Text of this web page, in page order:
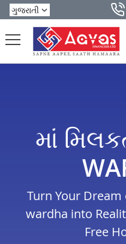
માં
Turn Your
wardha into
Free